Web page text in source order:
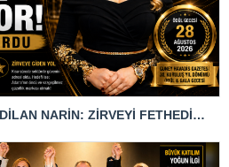
GÜZELLİĞİN KRALİÇESİ DİLAN NARİN: ZİRVEYİ FETHEDİYOR! SÖKTÖRDE TAHT KURDU